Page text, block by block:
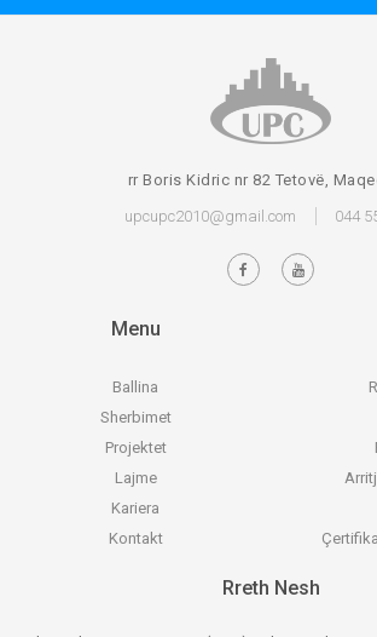
rr Boris Kidric nr 82 Tetovë,
upcupc2010@gmail.com
044
Menu
Ballina
Sherbimet
Projektet
Lajme
Kariera
Kontakt
Rreth Nesh